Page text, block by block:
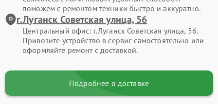
поможем с ремонтом техники быстро и аккуратно.
г.Луганск Советская улица, 56
Центральный офис: г.Луганск Советская улица, 56.
Привозите устройство в сервис самостоятельно или
оформляйте ремонт с доставкой.
Подробнее о доставке